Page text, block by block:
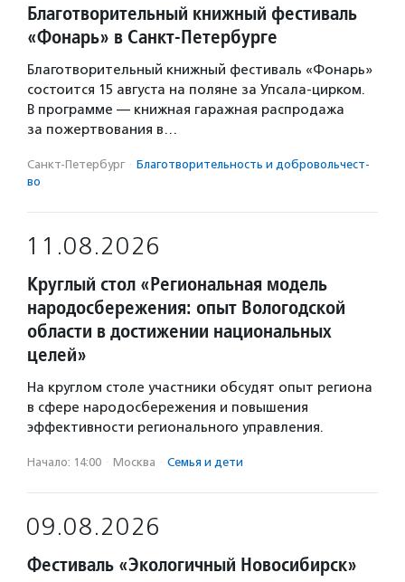
Благотворительный книжный фестиваль
«Фонарь» в Санкт-Петербурге
Благотворительный книжный фестиваль «Фонарь»
состоится 15 августа на поляне за Упсала-цирком.
В программе — книжная гаражная распродажа
за пожертвования в…
Санкт-Петербург · Благотвори­тель­ность и доброволь­чест­
во
11.08.2026
Круглый стол «Региональная модель
народосбережения: опыт Вологодской
области в достижении национальных
целей»
На круглом столе участники обсудят опыт региона
в сфере народосбережения и повышения
эффективности регионального управления.
Начало: 14:00 · Москва · Семья и дети
09.08.2026
Фестиваль «Экологичный Новосибирск»